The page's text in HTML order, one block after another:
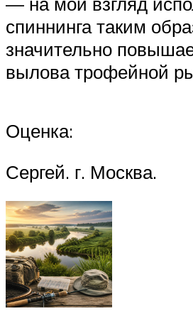
спиннинга таким
значительно
вылова трофейной
Оценка:
Сергей. г. Москва.